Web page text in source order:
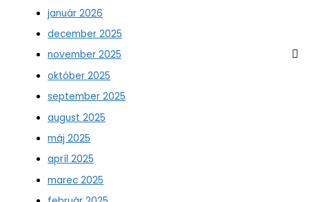
január 2026
december 2025
november 2025
október 2025
september 2025
august 2025
máj 2025
apríl 2025
marec 2025